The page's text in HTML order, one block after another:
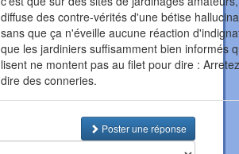
diffuse des contre-vérités d'une bétise
sans que ça n'éveille aucune réaction
que les jardiniers suffisamment bien informés
lisent ne montent pas au filet pour dire :
dire des conneries.
Poster une réponse